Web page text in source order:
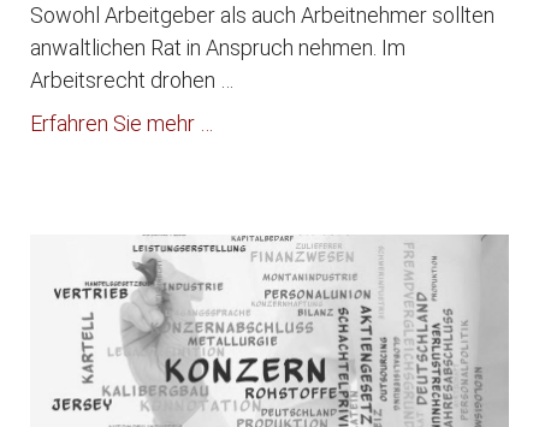
Sowohl Arbeitgeber als auch Arbeitnehmer sollten
anwaltlichen Rat in Anspruch nehmen. Im
Arbeitsrecht drohen …
Erfahren Sie mehr …